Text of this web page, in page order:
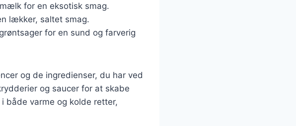
for en eksotisk smag.
lækker, saltet smag.
for en sund og farverig
og de ingredienser, du har ved
og saucer for at skabe
både varme og kolde retter,